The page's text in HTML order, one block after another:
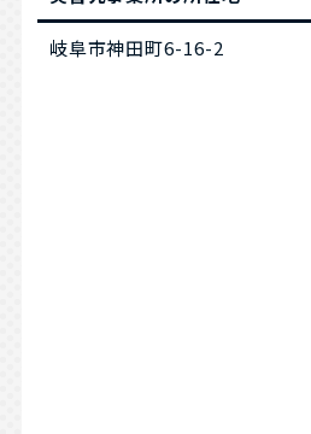
岐阜市神田町6-16-2